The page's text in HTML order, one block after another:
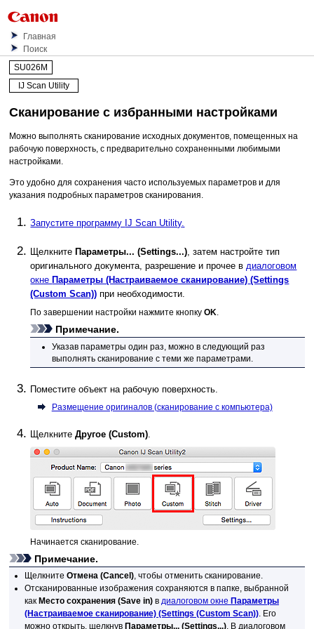
Главная
Поиск
SU026M
IJ Scan Utility
Сканирование с избранными настройками
Можно выполнять сканирование исходных документов, помещенных на
рабочую поверхность, с предварительно сохраненными любимыми
настройками.
Это удобно для сохранения часто используемых параметров и для
указания подробных параметров сканирования.
Запустите программу IJ Scan Utility.
Щелкните Параметры... (Settings...) , затем настройте тип
оригинального документа, разрешение и прочее в диалоговом
окне Параметры (Настраиваемое сканирование) (Settings
(Custom Scan)) при необходимости.
По завершении настройки нажмите кнопкуOK
Примечание.
Указав параметры один раз, можно в следующий раз
выполнять сканирование с теми же параметрами.
Поместите объект на рабочую поверхность.
Размещение оригиналов (сканирование с компьютера)
ЩелкнитеДругое (Custom).
Начинается сканирование.
Примечание.
ЩелкнитеОтмена (Cancel), чтобы отменить сканирование.
Отсканированные изображения сохраняются в папке, выбранной
как Место сохранения (Save in) вдиалоговом окне Параметры
(Настраиваемое сканирование) (Settings (Custom Scan)). Его
можно открыть, щелкнув Параметры... (Settings...). В диалоговом